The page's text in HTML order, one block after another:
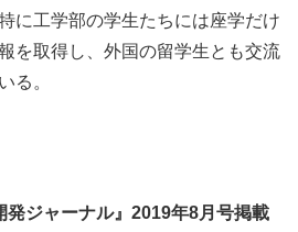
に工学部の学生たちには座学だけ
を取得し、外国の留学生とも交流
る。
発ジャーナル』2019年8月号掲載